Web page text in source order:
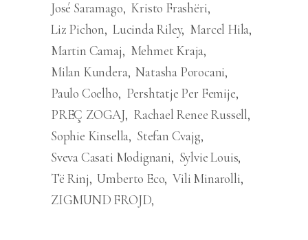
José Saramago Kristo Frashëri
Liz Pichon Lucinda Riley Marcel Hila
Martin Camaj
Mehmet Kraja
Milan Kundera Natasha Porocani
Paulo Coelho
Pershtatje Per Femije
PREÇ ZOGAJ
Rachael Renee Russell
Sophie Kinsella Stefan Cvajg
Sveva Casati Modignani
Sylvie Louis
Të Rinj Umberto Eco Vili Minarolli
ZIGMUND FROJD